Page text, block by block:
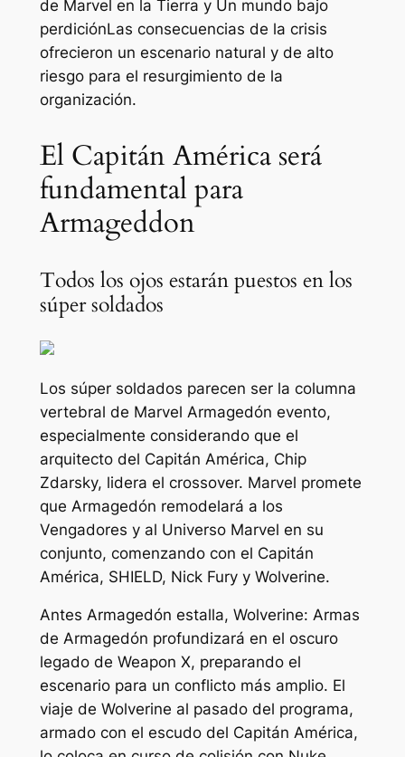
de Marvel en la Tierra y Un mundo bajo
perdiciónLas consecuencias de la crisis
ofrecieron un escenario natural y de alto
riesgo para el resurgimiento de la
organización.
El Capitán América será
fundamental para
Armageddon
Todos los ojos estarán puestos en los
súper soldados
Los súper soldados parecen ser la columna
vertebral de Marvel Armagedón evento,
especialmente considerando que el
arquitecto del Capitán América, Chip
Zdarsky, lidera el crossover. Marvel promete
que Armagedón remodelará a los
Vengadores y al Universo Marvel en su
conjunto, comenzando con el Capitán
América, SHIELD, Nick Fury y Wolverine.
Antes Armagedón estalla, Wolverine: Armas
de Armagedón profundizará en el oscuro
legado de Weapon X, preparando el
escenario para un conflicto más amplio. El
viaje de Wolverine al pasado del programa,
armado con el escudo del Capitán América,